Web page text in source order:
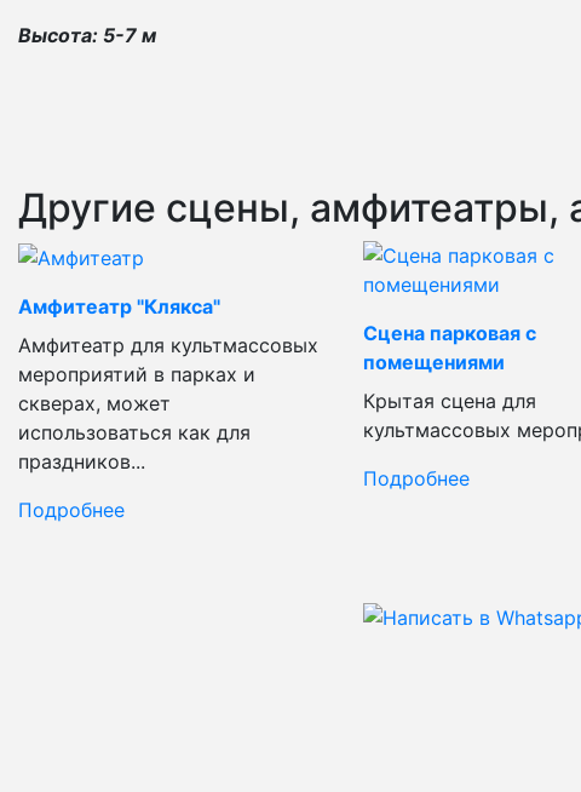
Высота: 5-7 м
Другие сцены, амфитеатры,
Амфитеатр "Клякса"
Амфитеатр для культмассовых
мероприятий в парках и
скверах, может
использоваться как для
праздников...
Подробнее
Сцена парковая с
помещениями
Крытая сцена для
культмассовых
Подробнее